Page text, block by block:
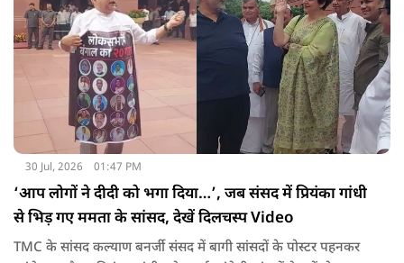
30 Jul, 2026 01:47 PM
‘आप लोगों ने दीदी को भगा दिया…’, जब संसद में प्रियंका गांधी
से भिड़ गए ममता के सांसद, देखें दिलचस्प Video
TMC के सांसद कल्याण बनर्जी संसद में बागी सांसदों के पोस्टर पहनकर